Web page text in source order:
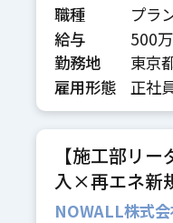
職種
プラ
給与
500
勤務地
東京
雇用形態
正社
【施工部リ
入×再エネ新
オガスまで技
NOWALL株式